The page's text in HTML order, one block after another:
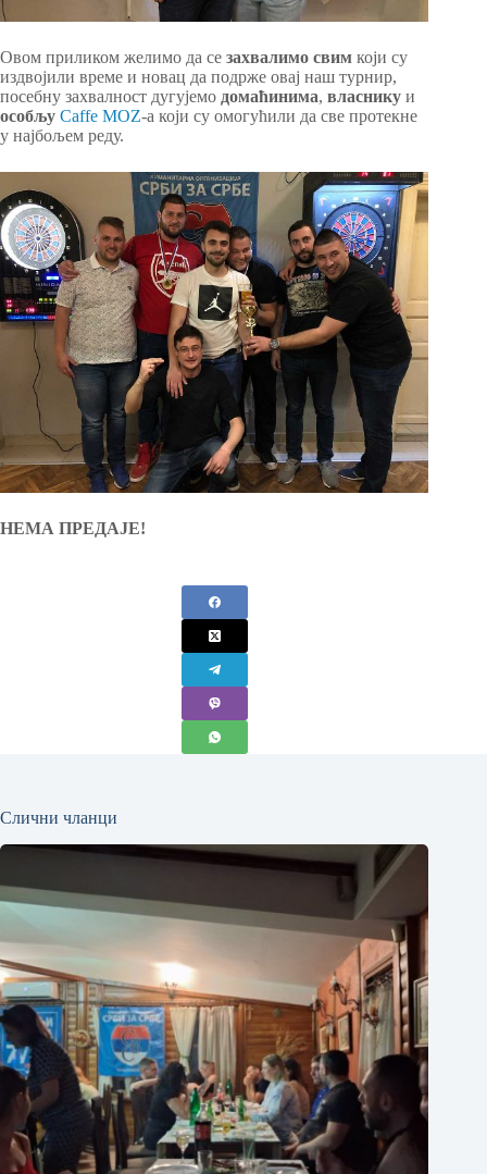
Овом приликом желимо да се захвалимо свим који су
издвојили време и новац да подрже овај наш турнир,
посебну захвалност дугујемо домаћинима, власнику и
особљу Caffe MOZ-а који су омогућили да све протекне
у најбољем реду.
НЕМА ПРЕДАЈЕ!
Слични чланци